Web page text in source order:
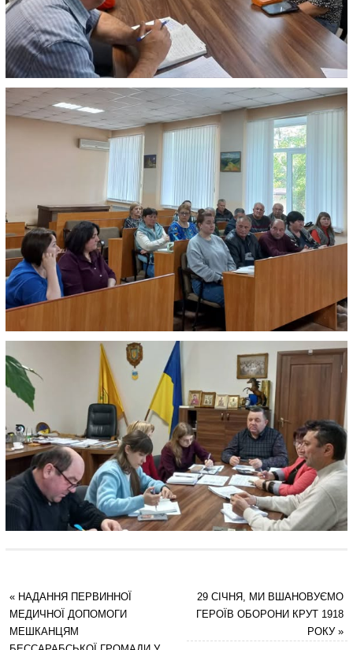
«НАДАННЯ ПЕРВИННОЇ
МЕДИЧНОЇ ДОПОМОГИ
МЕШКАНЦЯМ
29 СІЧНЯ, МИ ВШАНОВУЄМО
ГЕРОЇВ ОБОРОНИ КРУТ 1918
РОКУ»